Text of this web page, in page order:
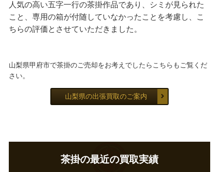
人気の高い五字一行の茶掛作品であり、シミが見られた
こと、専用の箱が付随していなかったことを考慮し、こ
ちらの評価とさせていただきました。
山梨県甲府市で茶掛のご売却をお考えでしたらこちらもご覧くだ
さい。
山梨県の出張買取のご案内
茶掛の最近の買取実績